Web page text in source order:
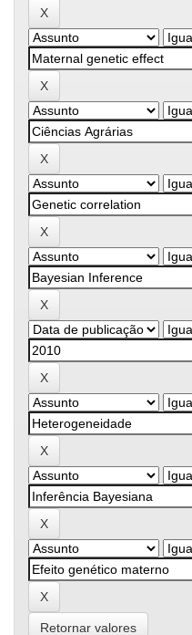
Retornar valores